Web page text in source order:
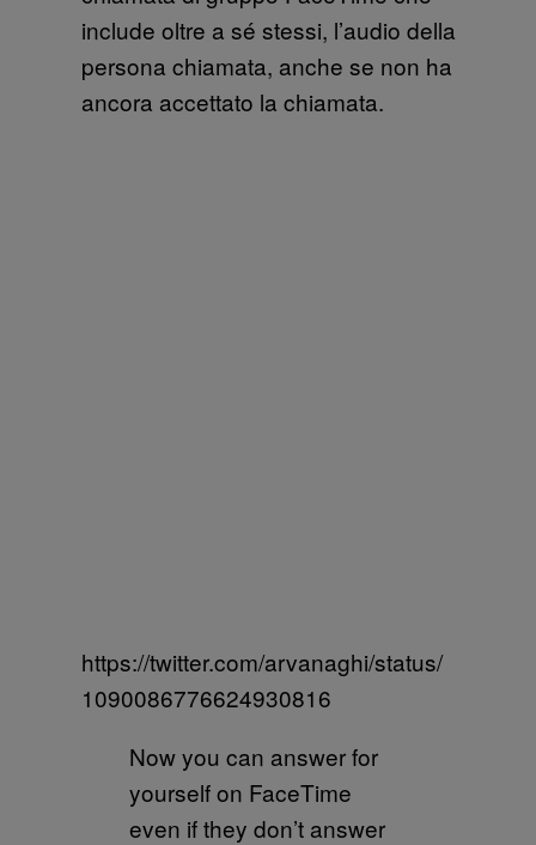
include oltre a sé stessi, l’audio della
persona chiamata, anche se non ha
ancora accettato la chiamata.
https://twitter.com/arvanaghi/status/
1090086776624930816
Now you can answer for
yourself on FaceTime
even if they don’t answer